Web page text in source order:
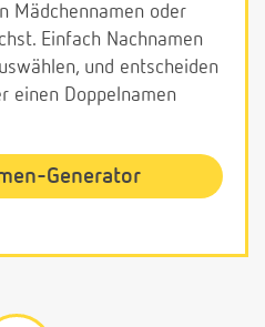
Mädchennamen oder
Einfach Nachnamen
und entscheiden
einen Doppelnamen
Generator